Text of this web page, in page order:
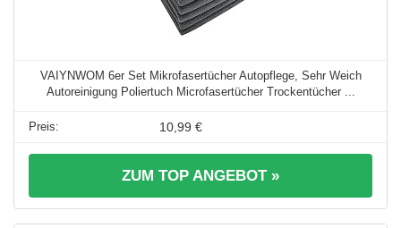
VAIYNWOM 6er Set Mikrofasertücher Autopflege, Sehr Weich
Autoreinigung Poliertuch Microfasertücher Trockentücher ...
10,99 €
ZUM TOP ANGEBOT »